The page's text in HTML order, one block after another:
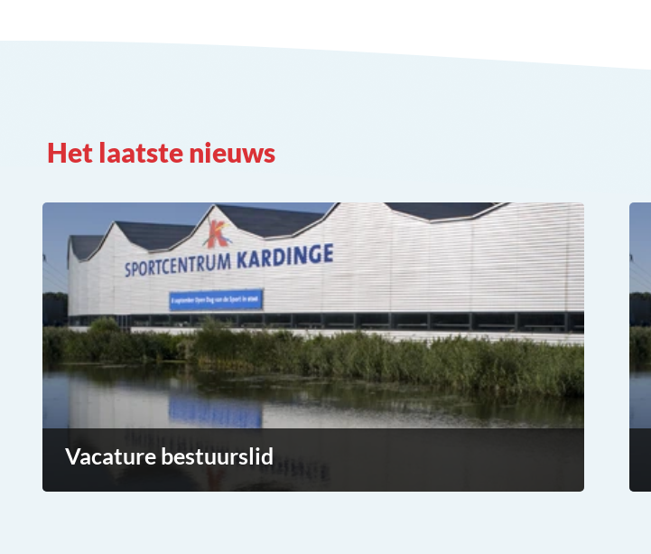
Het laatste nieuws
Vacature bestuurslid